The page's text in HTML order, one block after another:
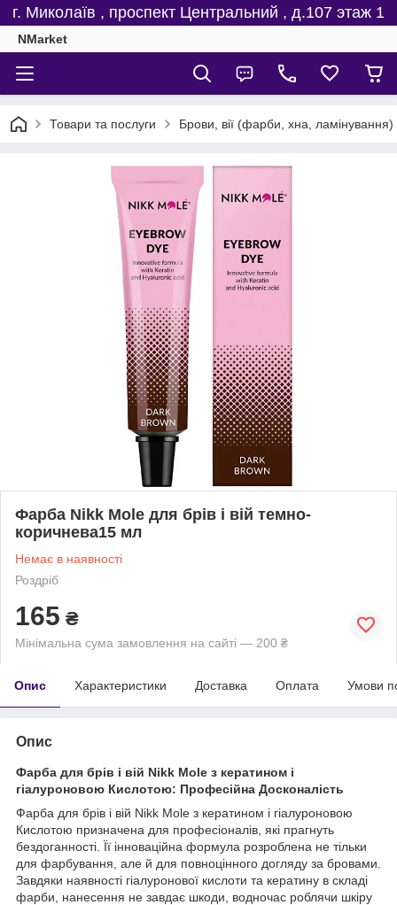
г. Миколаїв , проспект Центральний , д.107 этаж 1
NMarket
Товари та послуги Брови, вії (фарби, хна, ламінування)
Фарба Nikk Mole для брів і вій темно-
коричнева15 мл
Немає в наявності
Роздріб
165 ₴
Мінімальна сума замовлення на сайті — 200 ₴
Опис Характеристики Доставка Оплата Умови
Опис
Фарба для брів і вій Nikk Mole з кератином і
гіалуроновою Кислотою: Професійна Досконалість
Фарба для брів і вій Nikk Mole з кератином і гіалуроновою
Кислотою призначена для професіоналів, які прагнуть
бездоганності. Її інноваційна формула розроблена не тільки
для фарбування, але й для повноцінного догляду за бровами.
Завдяки наявності гіалуронової кислоти та кератину в складі
фарби, нанесення не завдає шкоди, водночас роблячи шкіру